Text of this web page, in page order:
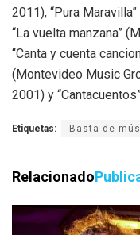
2011), “Pura
“La vuelta manzana”
“Canta y cuenta
(Montevideo Music
2001) y
Etiquetas: Basta de
Relacionado